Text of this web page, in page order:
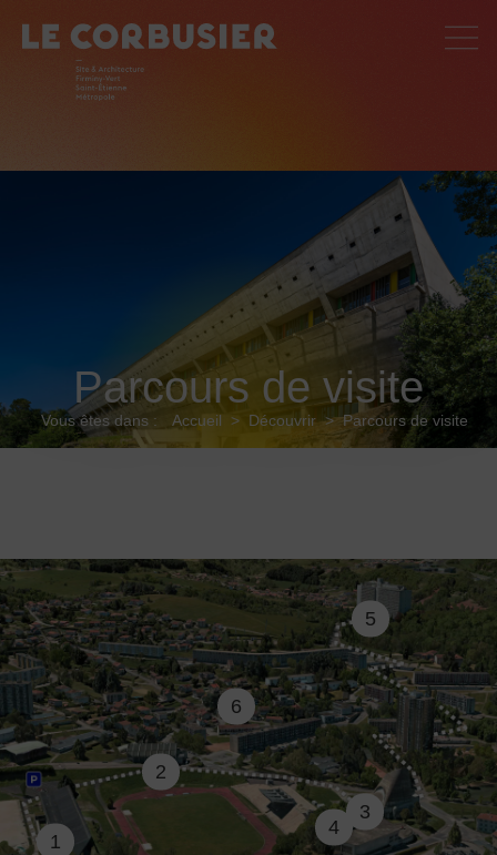
Parcours de visite
Vous êtes dans : Accueil > Découvrir > Parcours de visite
1
2
3
4
5
6